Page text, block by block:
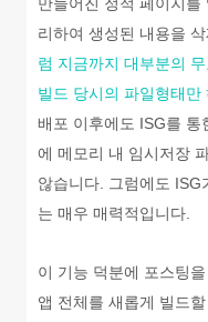
리하여 생성된 내용을
럼 지금까지 대부분의
빌드 당시의 파일형태
배포 이후에도 ISG를 통
에 메모리 내 임시저장
않습니다. 그럼에도 ISG
는 매우 매력적입니다.
이 기능 덕분에 포스팅
앱 전체를 새롭게 빌드